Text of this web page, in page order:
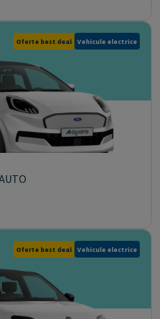
Oferte best deal Vehicule electrice
Oferte best deal Vehicule electrice